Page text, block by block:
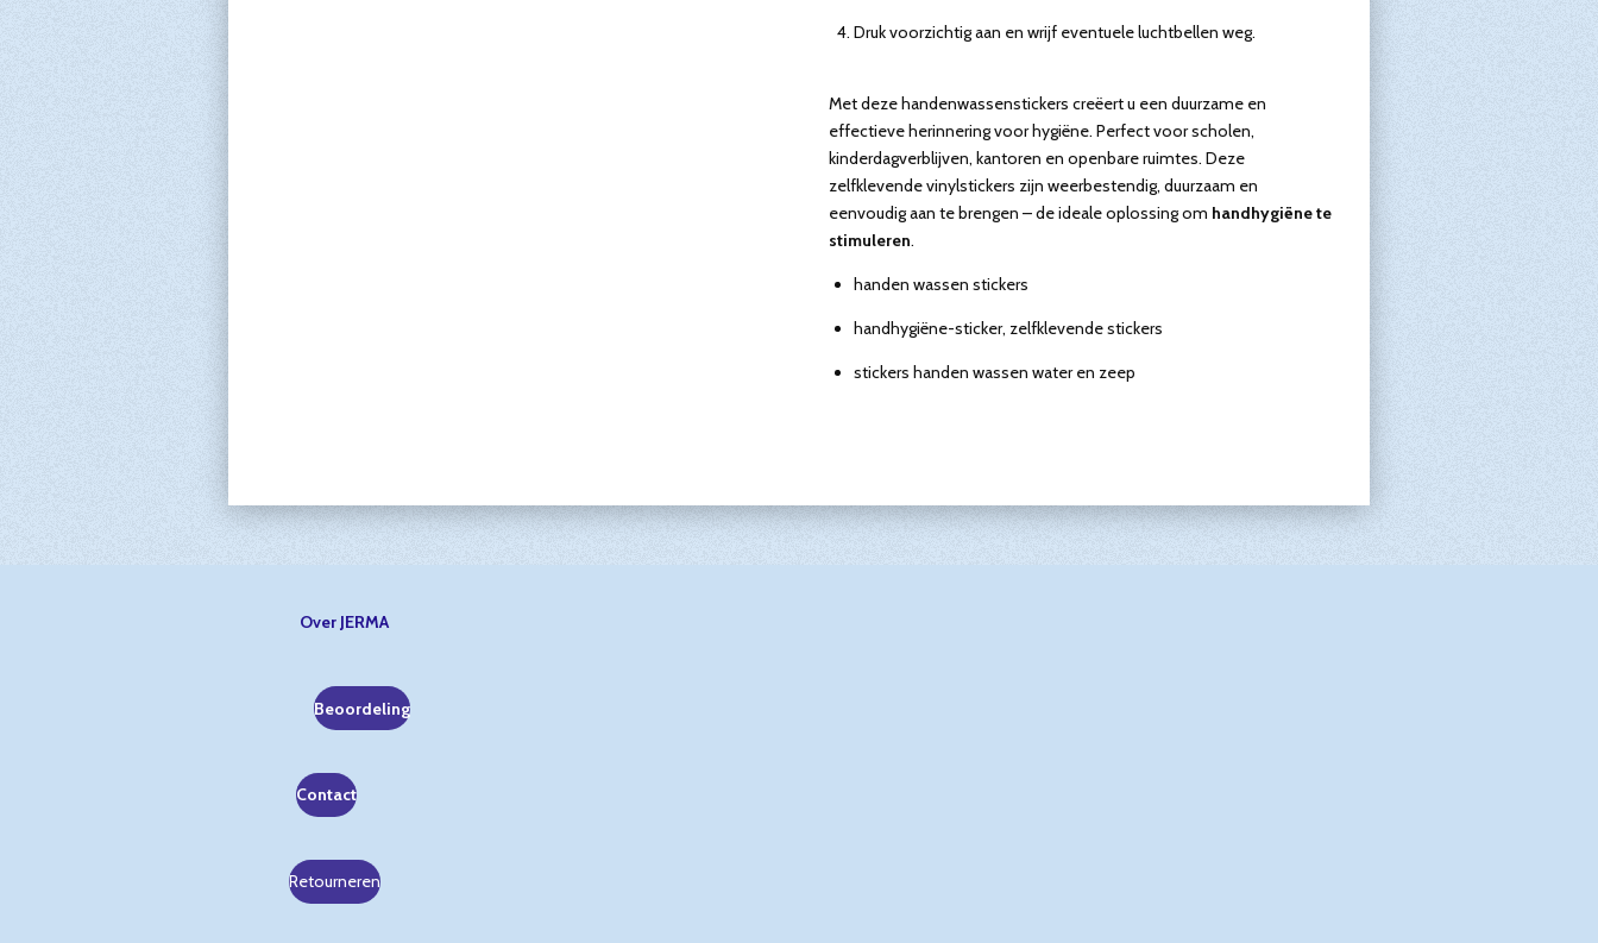
Druk voorzichtig aan en wrijf eventuele luchtbellen weg.
Met deze handenwassenstickers creëert u een duurzame en
effectieve herinnering voor hygiëne. Perfect voor scholen,
kinderdagverblijven, kantoren en openbare ruimtes. Deze
zelfklevende vinylstickers zijn weerbestendig, duurzaam en
eenvoudig aan te brengen – de ideale oplossing om handhygiëne te
stimuleren.
handen wassen stickers
handhygiëne-sticker, zelfklevende stickers
stickers handen wassen water en zeep
Over JERMA
Beoordeling
Contact
Retourneren